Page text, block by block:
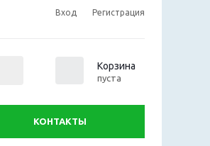
Вход Регистрация
Корзина
пуста
КОНТАКТЫ